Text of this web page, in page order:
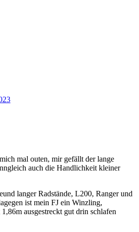
mal outen, mir gefällt der lange
auch die Handlichkeit kleiner
langer Radstände, L200, Ranger und
ist mein FJ ein Winzling,
ausgestreckt gut drin schlafen